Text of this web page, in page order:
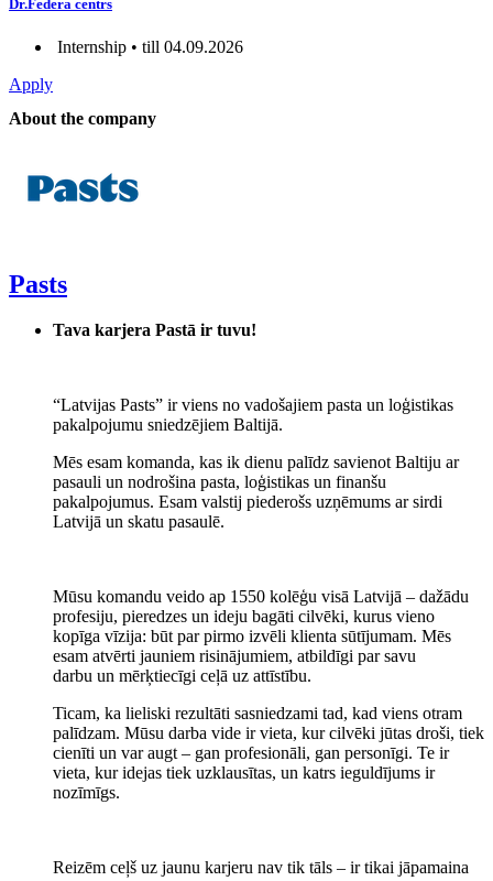
Dr.Federa centrs
Internship • till 04.09.2026
Apply
About the company
Pasts
Tava karjera Pastā ir tuvu!
“Latvijas Pasts” ir viens no vadošajiem pasta un loģistikas
pakalpojumu sniedzējiem Baltijā.
Mēs esam komanda, kas ik dienu palīdz savienot Baltiju ar
pasauli un nodrošina pasta, loģistikas un finanšu
pakalpojumus. Esam valstij piederošs uzņēmums ar sirdi
Latvijā un skatu pasaulē.
Mūsu komandu veido ap 1550 kolēģu visā Latvijā – dažādu
profesiju, pieredzes un ideju bagāti cilvēki, kurus vieno
kopīga vīzija: būt par pirmo izvēli klienta sūtījumam. Mēs
esam atvērti jauniem risinājumiem, atbildīgi par savu
darbu un mērķtiecīgi ceļā uz attīstību.
Ticam, ka lieliski rezultāti sasniedzami tad, kad viens otram
palīdzam. Mūsu darba vide ir vieta, kur cilvēki jūtas droši, tiek
cienīti un var augt – gan profesionāli, gan personīgi. Te ir
vieta, kur idejas tiek uzklausītas, un katrs ieguldījums ir
nozīmīgs.
Reizēm ceļš uz jaunu karjeru nav tik tāls – ir tikai jāpamaina